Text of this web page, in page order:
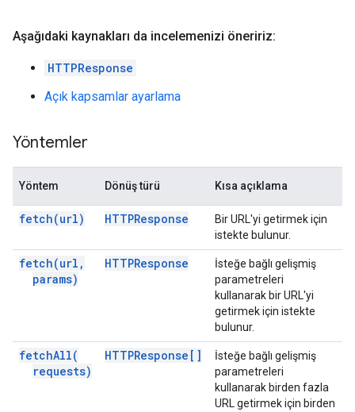
Aşağıdaki kaynakları da incelemenizi öneririz:
HTTPResponse
Açık kapsamlar ayarlama
Yöntemler
Yöntem Dönüş türü Kısa açıklama
fetch(url) HTTPResponse
Bir URL'yi getirmek için
istekte bulunur.
fetch(url ,
params)
HTTPResponse
İsteğe bağlı gelişmiş
parametreleri
kullanarak bir URL'yi
getirmek için istekte
bulunur.
fetchAll(
requests)
HTTPResponse[]
İsteğe bağlı gelişmiş
parametreleri
kullanarak birden fazla
URL getirmek için birden